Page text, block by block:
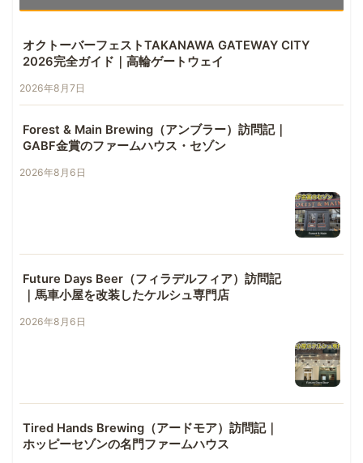
オクトーバーフェストTAKANAWA GATEWAY CITY
2026完全ガイド｜高輪ゲートウェイ
2026年8月7日
Forest & Main Brewing（アンブラー）訪問記｜
GABF金賞のファームハウス・セゾン
2026年8月6日
Future Days Beer（フィラデルフィア）訪問記
｜馬車小屋を改装したケルシュ専門店
2026年8月6日
Tired Hands Brewing（アードモア）訪問記｜
ホッピーセゾンの名門ファームハウス